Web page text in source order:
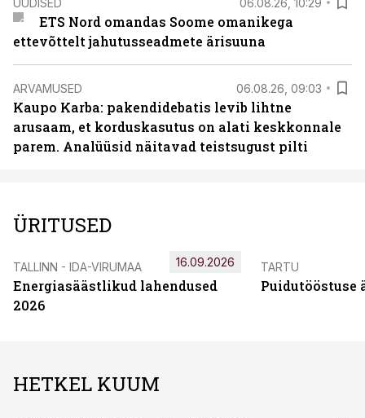
ETS Nord omandas Soome omanikega
ettevõttelt jahutusseadmete ärisuuna
ARVAMUSED 06.08.26, 09:03
Kaupo Karba: pakendidebatis levib lihtne
arusaam, et korduskasutus on alati keskkonnale
parem. Analüüsid näitavad teistsugust pilti
ÜRITUSED
TALLINN - IDA-VIRUMAA
Energiasäästlikud lahendused
2026
16.09.2026 TARTU
Puidutööstuse
HETKEL KUUM